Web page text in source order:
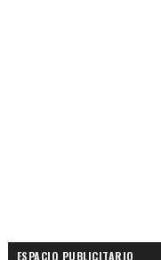
ESPACIO PUBLICITARIO